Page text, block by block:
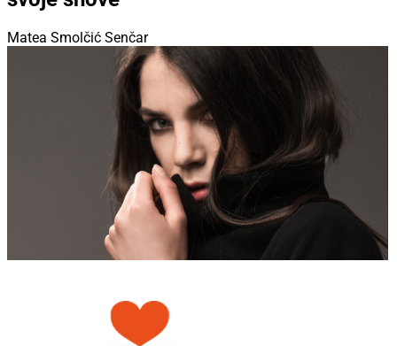
Matea Smolčić Senčar